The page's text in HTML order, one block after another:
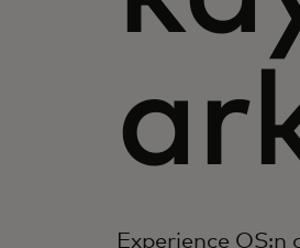
Experience